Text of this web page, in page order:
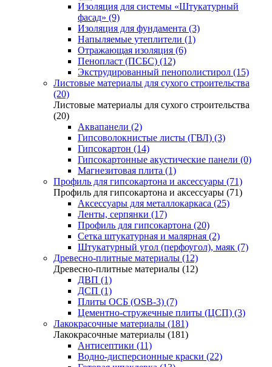
Изоляция для системы «Штукатурный
фасад» (9)
Изоляция для фундамента (3)
Напыляемые утеплители (1)
Отражающая изоляция (6)
Пенопласт (ПСБС) (12)
Экструдированный пенополистирол (15)
Листовые материалы для сухого строительства
(20)
Листовые материалы для сухого строительства
(20)
Аквапанели (2)
Гипсоволокнистые листы (ГВЛ) (3)
Гипсокартон (14)
Гипсокартонные акустические панели (0)
Магнезитовая плита (1)
Профиль для гипсокартона и аксессуары (71)
Профиль для гипсокартона и аксессуары (71)
Аксессуары для металлокаркаса (25)
Ленты, серпянки (17)
Профиль для гипсокартона (20)
Сетка штукатурная и малярная (2)
Штукатурный угол (перфоугол), маяк (7)
Древесно-плитные материалы (12)
Древесно-плитные материалы (12)
ДВП (1)
ДСП (1)
Плиты ОСБ (OSB-3) (7)
Цементно-стружечные плиты (ЦСП) (3)
Лакокрасочные материалы (181)
Лакокрасочные материалы (181)
Антисептики (11)
Водно-дисперсионные краски (22)